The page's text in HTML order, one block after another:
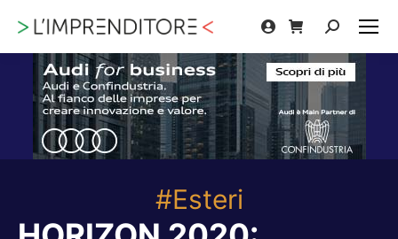
Cerca:
#Esteri